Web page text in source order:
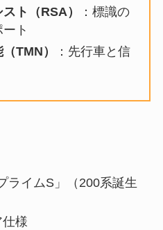
ト（RSA）
：標識の
ト
TMN）
：先行車と信
ライムS」（200系誕生
様